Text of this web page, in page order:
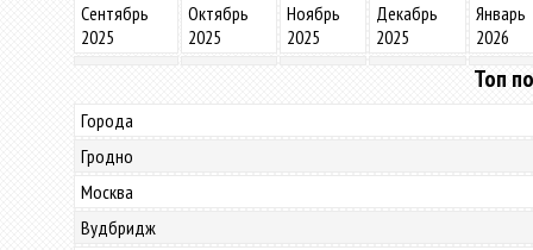
Сентябрь
2025
Октябрь
2025
Ноябрь
2025
Декабрь
2025
Январь
2026
Топ
Города
Гродно
Москва
Вудбридж